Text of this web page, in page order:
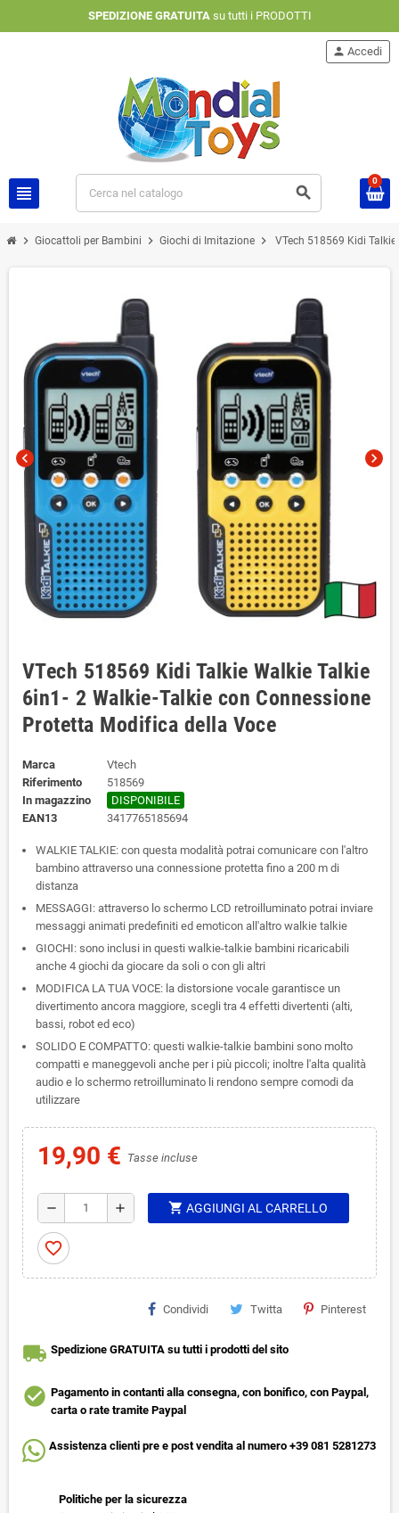
SPEDIZIONE GRATUITAsu tutti i PRODOTTI
view_headline search
person Accedi
0
chevron_right Giocattoli per Bambini chevron_right Giochi di Imitazione chevron_right VTech 518569 Kidi
chevron_left chevron_right
VTech 518569 Kidi Talkie Walkie Talkie
6in1- 2 Walkie-Talkie con Connessione
Protetta Modifica della Voce
Marca
Vtech
Riferimento
518569
In magazzino
DISPONIBILE
EAN13
3417765185694
WALKIE TALKIE: con questa modalità potrai comunicare con l'altro
bambino attraverso una connessione protetta fino a 200 m di
distanza
MESSAGGI: attraverso lo schermo LCD retroilluminato potrai inviare
messaggi animati predefiniti ed emoticon all'altro walkie talkie
GIOCHI: sono inclusi in questi walkie-talkie bambini ricaricabili
anche 4 giochi da giocare da soli o con gli altri
MODIFICA LA TUA VOCE: la distorsione vocale garantisce un
divertimento ancora maggiore, scegli tra 4 effetti divertenti (alti,
bassi, robot ed eco)
SOLIDO E COMPATTO: questi walkie-talkie bambini sono molto
compatti e maneggevoli anche per i più piccoli; inoltre l'alta qualità
audio e lo schermo retroilluminato li rendono sempre comodi da
utilizzare
19,90 € Tasse incluse
remove add shopping_cart AGGIUNGI AL CARRELLO
favorite_border
Condividi Twitta Pinterest
local_shipping Spedizione GRATUITA su tutti i prodotti del sito
check_circle Pagamento in contanti alla consegna, con bonifico, con Paypal,
carta o rate tramite Paypal
Assistenza clienti pre e post vendita al numero +39 081 5281273
Politiche per la sicurezza